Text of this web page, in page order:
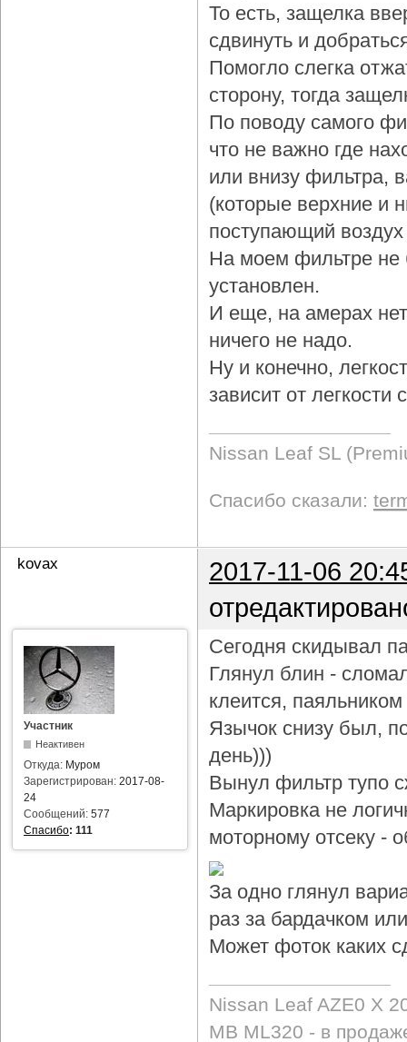
То есть, защелка
сдвинуть и
Помогло слегка
сторону, тогда
По поводу самого
что не важно где
или внизу фильтра,
(которые верхние и
поступающий
На моем фильтре не
установлен.
И еще, на амерах
ничего не надо.
Ну и конечно,
зависит от
Nissan Leaf SL
Спасибо сказали:
kovax
2017-11-06
Участник
Неактивен
Откуда: Муром
Зарегистрирован: 2017-08-
24
Сообщений: 577
Спасибо: 111
Сегодня скидывал
Глянул блин -
клеится,
Язычок снизу был,
день)))
Вынул фильтр тупо
Маркировка не
моторному отсеку -
За одно глянул
раз за бардачком
Может фоток каких
Nissan Leaf AZE0 X
MB ML320 - в